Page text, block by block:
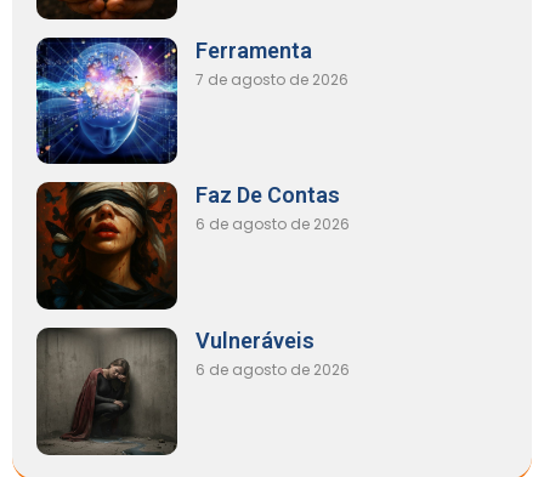
Ferramenta
7 de agosto de 2026
Faz De Contas
6 de agosto de 2026
Vulneráveis
6 de agosto de 2026